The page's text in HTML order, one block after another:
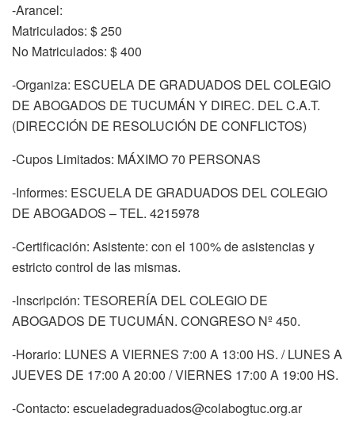
-Arancel:
Matriculados: $ 250
No Matriculados: $ 400
-Organiza: ESCUELA DE GRADUADOS DEL COLEGIO
DE ABOGADOS DE TUCUMÁN Y DIREC. DEL C.A.T.
(DIRECCIÓN DE RESOLUCIÓN DE CONFLICTOS)
-Cupos Limitados: MÁXIMO 70 PERSONAS
-Informes: ESCUELA DE GRADUADOS DEL COLEGIO
DE ABOGADOS – TEL. 4215978
-Certificación: Asistente: con el 100% de asistencias y
estricto control de las mismas.
-Inscripción: TESORERÍA DEL COLEGIO DE
ABOGADOS DE TUCUMÁN. CONGRESO Nº 450.
-Horario: LUNES A VIERNES 7:00 A 13:00 HS. / LUNES A
JUEVES DE 17:00 A 20:00 / VIERNES 17:00 A 19:00 HS.
-Contacto: escueladegraduados@colabogtuc.org.ar